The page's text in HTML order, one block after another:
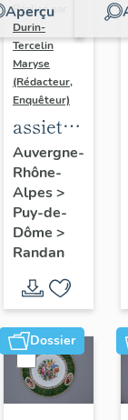
Aperçu
Réalisé par
Durin-
Tercelin
Maryse
(Rédacteur,
Enquêteur)
assiette
dite
assiette
à
dessert
du
service
dit
"service
d'apparat
du
château
Auvergne-
Rhône-
Alpes>
Puy-de-
Dôme >
Randan
Dossier